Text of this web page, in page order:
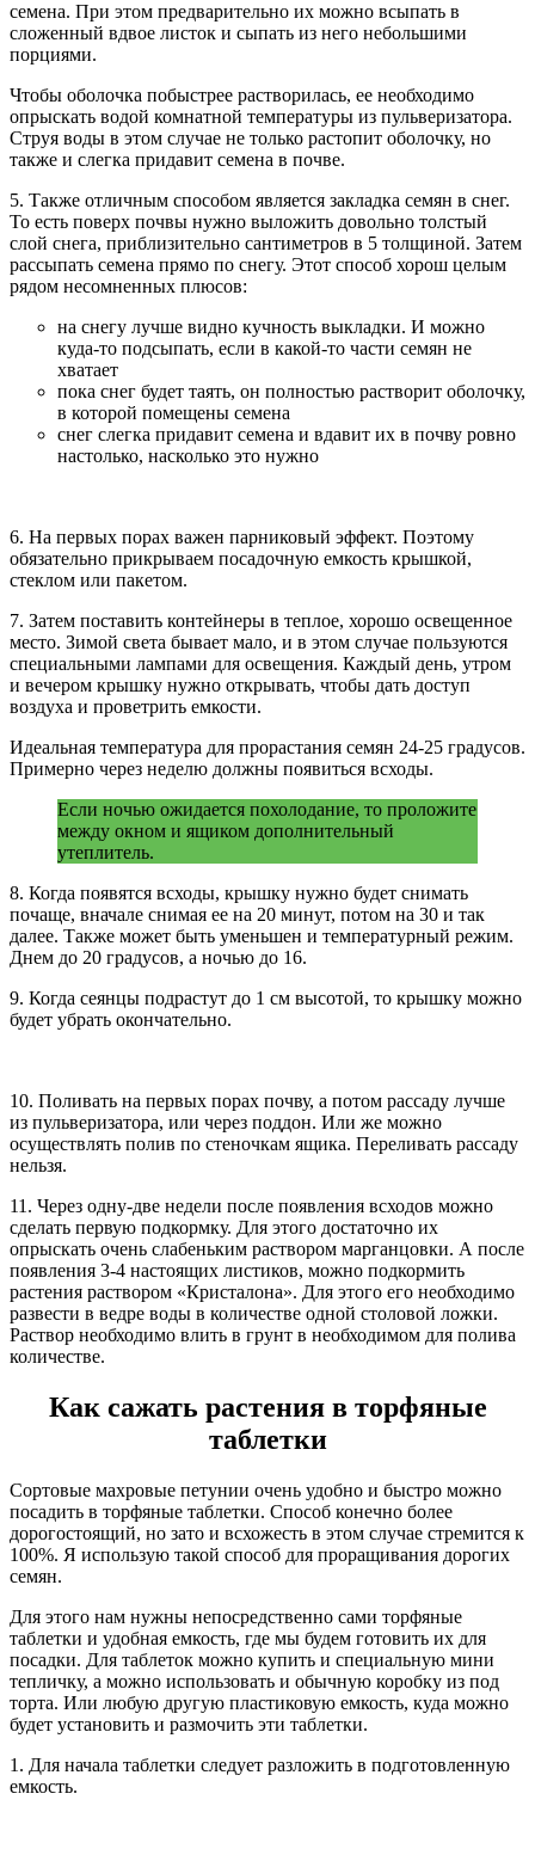
семена. При этом предварительно их можно всыпать в
сложенный вдвое листок и сыпать из него небольшими
порциями.
Чтобы оболочка побыстрее растворилась, ее необходимо
опрыскать водой комнатной температуры из пульверизатора.
Струя воды в этом случае не только растопит оболочку, но
также и слегка придавит семена в почве.
5. Также отличным способом является закладка семян в снег.
То есть поверх почвы нужно выложить довольно толстый
слой снега, приблизительно сантиметров в 5 толщиной. Затем
рассыпать семена прямо по снегу. Этот способ хорош целым
рядом несомненных плюсов:
на снегу лучше видно кучность выкладки. И можно
куда-то подсыпать, если в какой-то части семян не
хватает
пока снег будет таять, он полностью растворит оболочку,
в которой помещены семена
снег слегка придавит семена и вдавит их в почву ровно
настолько, насколько это нужно
6. На первых порах важен парниковый эффект. Поэтому
обязательно прикрываем посадочную емкость крышкой,
стеклом или пакетом.
7. Затем поставить контейнеры в теплое, хорошо освещенное
место. Зимой света бывает мало, и в этом случае пользуются
специальными лампами для освещения. Каждый день, утром
и вечером крышку нужно открывать, чтобы дать доступ
воздуха и проветрить емкости.
Идеальная температура для прорастания семян 24-25 градусов.
Примерно через неделю должны появиться всходы.
Если ночью ожидается похолодание, то проложите
между окном и ящиком дополнительный
утеплитель.
8. Когда появятся всходы, крышку нужно будет снимать
почаще, вначале снимая ее на 20 минут, потом на 30 и так
далее. Также может быть уменьшен и температурный режим.
Днем до 20 градусов, а ночью до 16.
9. Когда сеянцы подрастут до 1 см высотой, то крышку можно
будет убрать окончательно.
10. Поливать на первых порах почву, а потом рассаду лучше
из пульверизатора, или через поддон. Или же можно
осуществлять полив по стеночкам ящика. Переливать рассаду
нельзя.
11. Через одну-две недели после появления всходов можно
сделать первую подкормку. Для этого достаточно их
опрыскать очень слабеньким раствором марганцовки. А после
появления 3-4 настоящих листиков, можно подкормить
растения раствором «Кристалона». Для этого его необходимо
развести в ведре воды в количестве одной столовой ложки.
Раствор необходимо влить в грунт в необходимом для полива
количестве.
Как сажать растения в торфяные
таблетки
Сортовые махровые петунии очень удобно и быстро можно
посадить в торфяные таблетки. Способ конечно более
дорогостоящий, но зато и всхожесть в этом случае стремится к
100%. Я использую такой способ для проращивания дорогих
семян.
Для этого нам нужны непосредственно сами торфяные
таблетки и удобная емкость, где мы будем готовить их для
посадки. Для таблеток можно купить и специальную мини
тепличку, а можно использовать и обычную коробку из под
торта. Или любую другую пластиковую емкость, куда можно
будет установить и размочить эти таблетки.
1. Для начала таблетки следует разложить в подготовленную
емкость.